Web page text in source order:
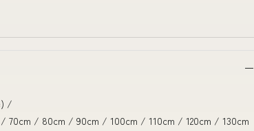
/
70cm / 80cm / 90cm / 100cm / 110cm / 120cm / 130cm